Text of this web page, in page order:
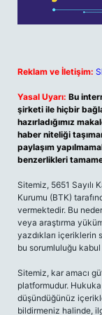
Reklam ve İletişim:
Yasal Uyarı: Bu
şirketi ile hiçbir
hazırladığımız
haber niteliği
paylaşım
benzerlikleri
Sitemiz, 5651 Sayılı
Kurumu (BTK)
vermektedir. Bu
veya araştırma
yazdıkları içeriklerin
bu sorumluluğu kabul
Sitemiz, kar amacı
platformudur.
düşündüğünüz
bildirmeniz halinde,